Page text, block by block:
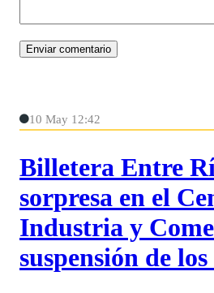
10 May 12:42
Billetera Entre
sorpresa en el
Industria y
suspensión de